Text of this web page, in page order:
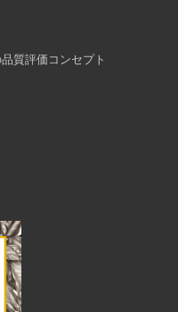
質評価コンセプト